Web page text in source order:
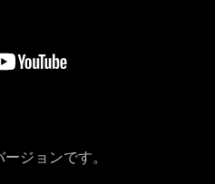
ジョンです。